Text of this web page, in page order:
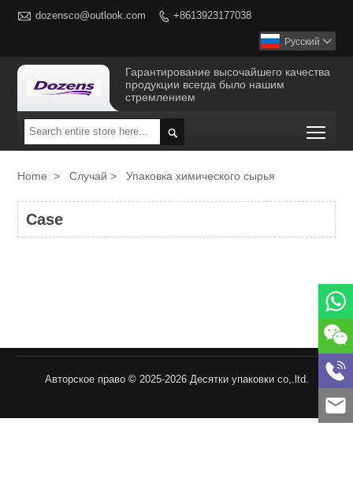
 dozensco@outlook.com  +8613923177038
Русский 
Гарантирование высочайшего качества
продукции всегда было нашим
стремлением

Home > Случай > Упаковка химического сырья
Case
Авторское право © 2025-2026 Десятки упаковки co,.ltd.